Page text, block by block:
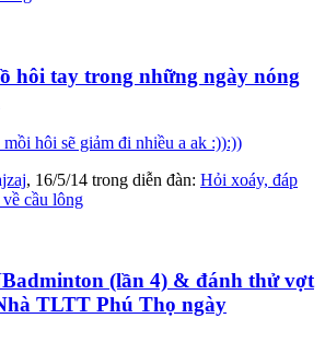
hôi tay trong những ngày nóng
hôi sẽ giảm đi nhiều a ak :)):))
, 16/5/14 trong diễn đàn: Hỏi xoáy, đáp
cầu lông
(lần 4) & đánh thử vợt
TLTT Phú Thọ ngày